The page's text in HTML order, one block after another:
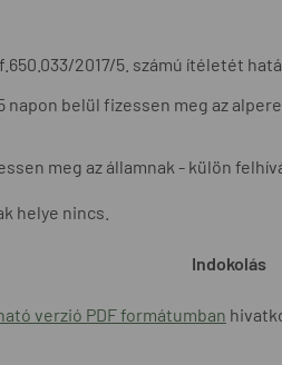
2017/5. számú ítéletét
napon belül fizessen meg az
meg az államnak - külön
helye nincs.
Indokolás
verzió PDF formátumban